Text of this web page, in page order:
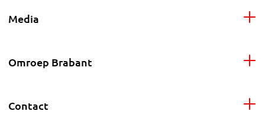
Media
Omroep Brabant
Contact